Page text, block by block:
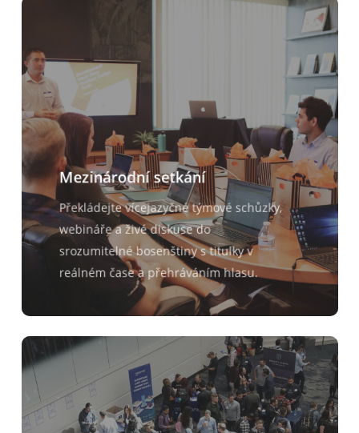
Mezinárodní setkání
Překládejte vícejazyčné týmové schůzky,
webináře a živé diskuse do
srozumitelné bosenštiny s titulky v
reálném čase a přehráváním hlasu.